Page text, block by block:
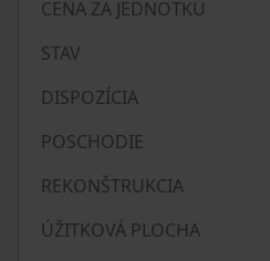
CENA ZA JEDNOTKU
STAV
DISPOZÍCIA
POSCHODIE
REKONŠTRUKCIA
ÚŽITKOVÁ PLOCHA